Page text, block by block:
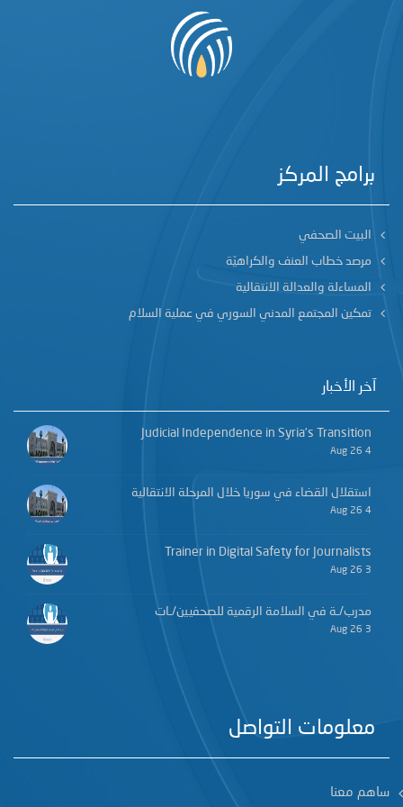
برامج المركز
البيت الصحفي
مرصد خطاب العنف والكراهيّة
المساءلة والعدالة الانتقالية
تمكين المجتمع المدني السوري في عملية السلام
آخر الأخبار
Judicial Independence in Syria’s Transition
4 Aug 26
استقلال القضاء في سوريا خلال المرحلة الانتقالية
4 Aug 26
Trainer in Digital Safety for Journalists
3 Aug 26
مدرب/ـة في السلامة الرقمية للصحفيين/ـات
3 Aug 26
معلومات التواصل
ساهم معنا